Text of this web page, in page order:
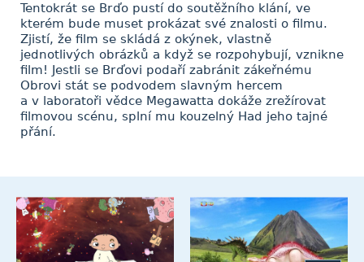
Tentokrát se Brďo pustí do soutěžního klání, ve
kterém bude muset prokázat své znalosti o filmu.
Zjistí, že film se skládá z okýnek, vlastně
jednotlivých obrázků a když se rozpohybují, vznikne
film! Jestli se Brďovi podaří zabránit zákeřnému
Obrovi stát se podvodem slavným hercem
a v laboratoři vědce Megawatta dokáže zrežírovat
filmovou scénu, splní mu kouzelný Had jeho tajné
přání.